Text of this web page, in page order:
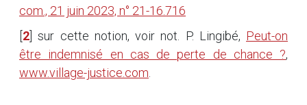
com., 21 juin 2023, n° 21-16.716
2 ]sur cette notion, voir not. P. Lingibé, Peut-on
être indemnisé en cas de perte de chance ?,
www.village-justice.com